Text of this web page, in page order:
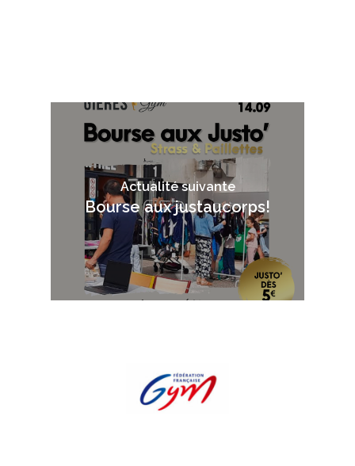
Actualité suivante
Bourse aux justaucorps!